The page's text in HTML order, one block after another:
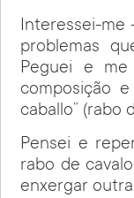
Interessei-me
problemas
Peguei e
composição
caballo” (rabo
Pensei e
rabo de
enxergar